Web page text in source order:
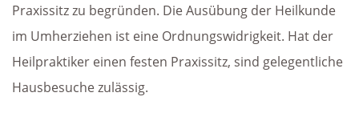
Praxissitz zu begründen. Die Ausübung der Heilkunde
im Umherziehen ist eine Ordnungswidrigkeit. Hat der
Heilpraktiker einen festen Praxissitz, sind gelegentliche
Hausbesuche zulässig.